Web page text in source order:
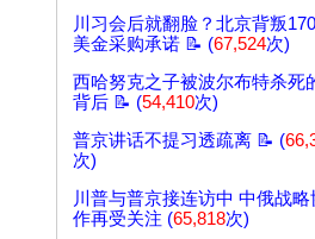
川习会后就翻脸？北京背叛
美金采购承诺 📝 (67,524次)
西哈努克之子被波尔布特杀死
背后 📝 (54,410次)
普京讲话不提习透疏离 📝 (
次)
川普与普京接连访中 中俄战略
作再受关注 (65,818次)